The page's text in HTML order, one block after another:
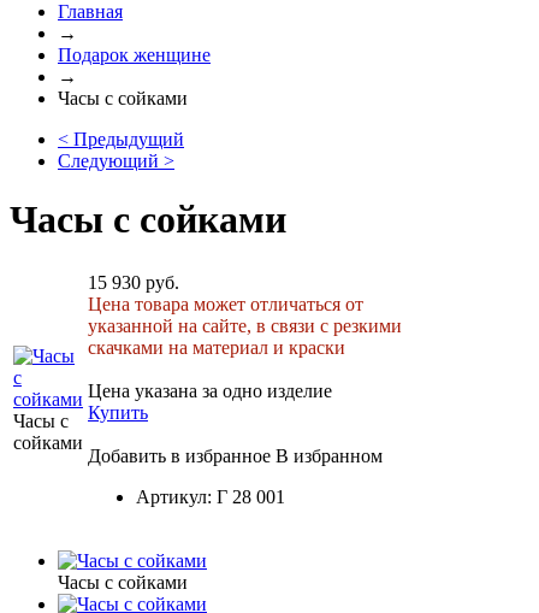
Главная
→
Подарок женщине
→
Часы с сойками
< Предыдущий
Следующий >
Часы с сойками
Часы с
сойками
15 930 руб.
Цена товара может отличаться от
указанной на сайте, в связи с резкими
скачками на материал и краски
Цена указана за одно изделие
Купить
Добавить в избранное В избранном
Артикул: Г 28 001
Часы с сойками